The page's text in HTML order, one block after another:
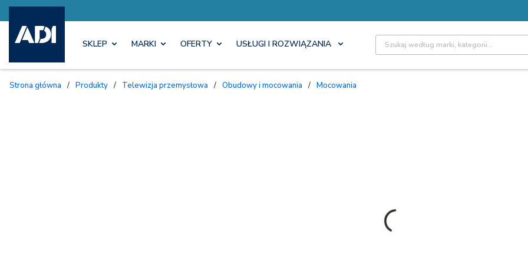
SKLEP MARKI OFERTY USŁUGI I ROZWIĄZANIA Site Search
Strona główna / Produkty / Telewizja przemysłowa / Obudowy i mocowania / Mocowania